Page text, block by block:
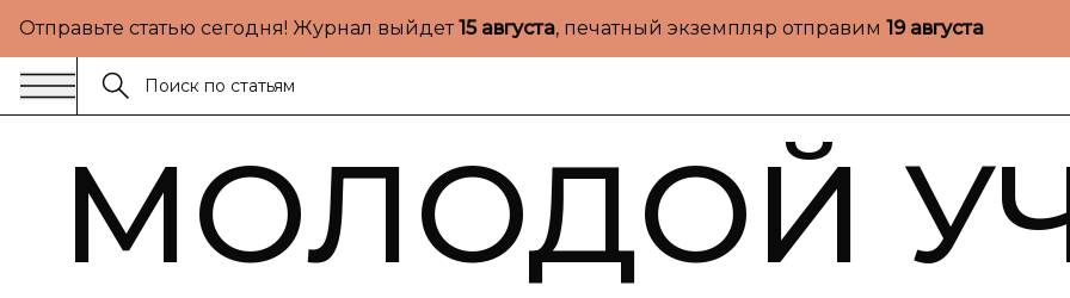
Отправьте статью сегодня! Журнал выйдет15 августа, печатный экземпляр отправим 19 августа
МОЛОДОЙ